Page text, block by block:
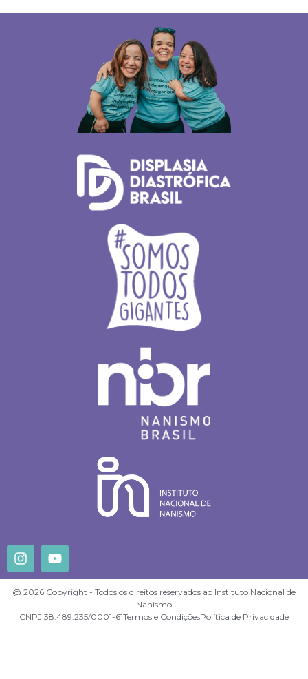
@ 2026 Copyright - Todos os direitos reservados ao Instituto Nacional de
Nanismo
CNPJ 38.489.235/0001-61Termos e CondiçõesPolítica de Privacidade